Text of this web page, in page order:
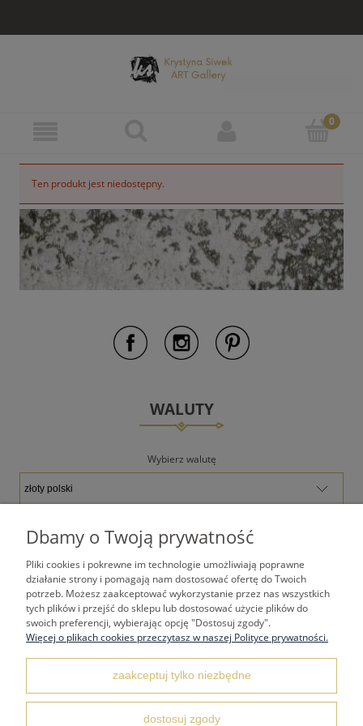
Ten produkt jest niedostępny.
WALUTY
Wybierz walutę
TWOJE KONTO
PŁATNOŚCI I DOSTAWA
REGULAMINY
KONTAKT I DANE ADRESOWE
Dbamy o Twoją prywatność
Pliki cookies i pokrewne im technologie umożliwiają poprawne
działanie strony i pomagają nam dostosować ofertę do Twoich
potrzeb. Możesz zaakceptować wykorzystanie przez nas wszystkich
tych plików i przejść do sklepu lub dostosować użycie plików do
swoich preferencji, wybierając opcję "Dostosuj zgody".
Więcej o plikach cookies przeczytasz w naszej Polityce prywatności.
zaakceptuj tylko niezbędne
dostosuj zgody